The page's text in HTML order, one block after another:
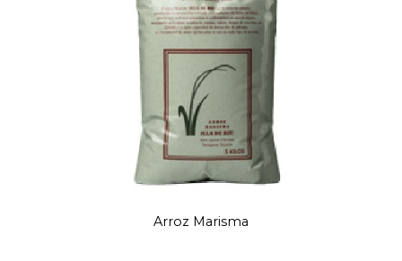
Arroz Marisma